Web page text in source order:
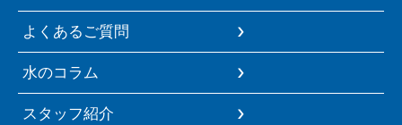
よくあるご質問
水のコラム
スタッフ紹介